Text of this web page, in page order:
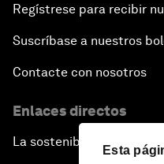
Esta
Regístrese para recibir
Suscríbase a nuestros
Contacte con nosotros
Enlaces directos
La sostenibilidad en el